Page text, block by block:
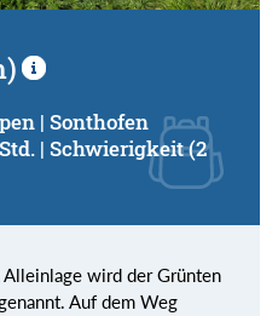
| Sonthofen
| Schwierigkeit (2
wird der Grünten
Auf dem Weg